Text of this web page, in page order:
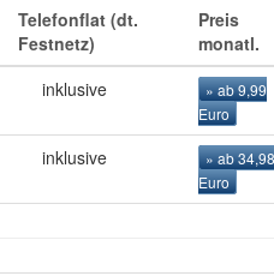
Telefonflat (dt.
Festnetz)
Preis
monatl.
inklusive
» ab 9,99
Euro
inklusive
» ab 34,98
Euro